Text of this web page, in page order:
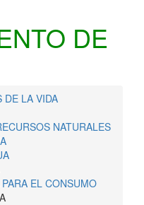
DE
DE LA VIDA
NATURALES
EL CONSUMO